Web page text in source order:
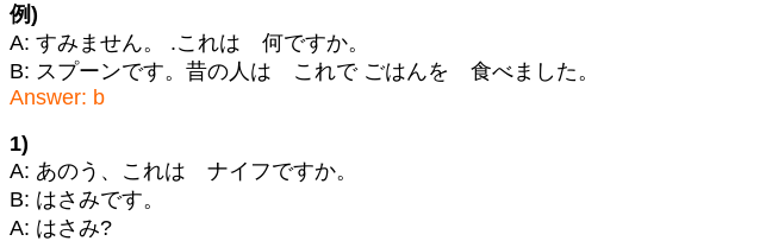
例)
A: すみません。 .これは 何ですか。
B: スプーンです。昔の人は これで ごはんを 食べました。
Answer: b
1)
A: あのう、これは ナイフですか。
B: はさみです。
A: はさみ?